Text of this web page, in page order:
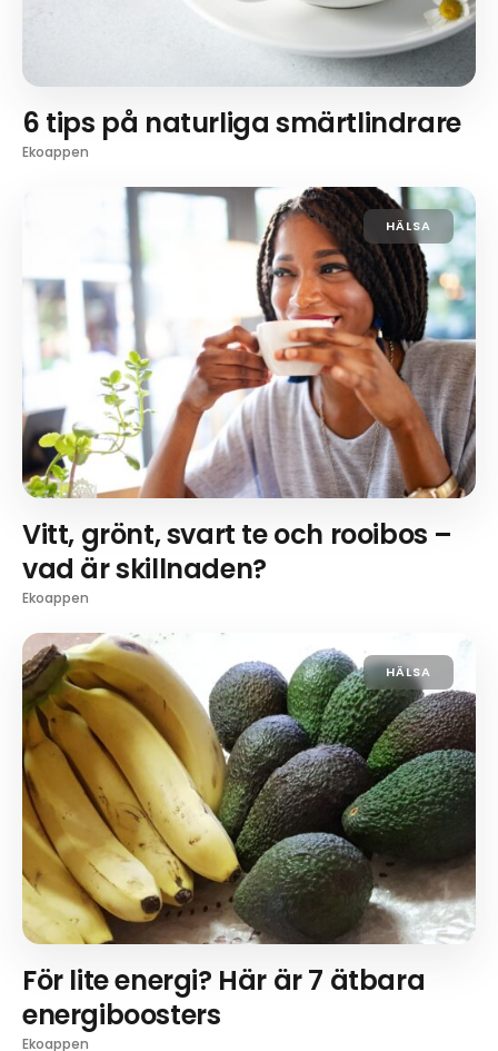
6 tips på naturliga smärtlindrare
Ekoappen
HÄLSA
Vitt, grönt, svart te och rooibos –
vad är skillnaden?
Ekoappen
HÄLSA
För lite energi? Här är 7 ätbara
energiboosters
Ekoappen